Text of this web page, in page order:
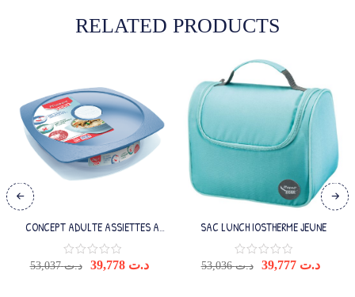
RELATED PRODUCTS
CONCEPT ADULTE ASSIETTES A
DEJEUNER BLEU
د.ت53,037 د.ت 39,778
SAC LUNCH IOSTHERME JEUNE
د.ت53,036 د.ت 39,777